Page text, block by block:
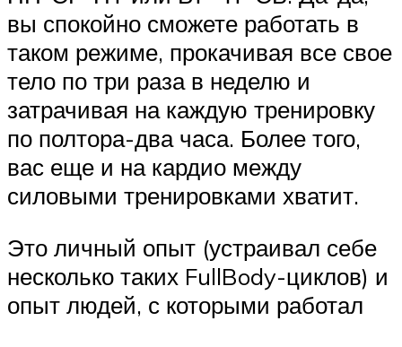
вы спокойно сможете работать в
таком режиме, прокачивая все свое
тело по три раза в неделю и
затрачивая на каждую тренировку
по полтора-два часа. Более того,
вас еще и на кардио между
силовыми тренировками хватит.
Это личный опыт (устраивал себе
несколько таких FullBody-циклов) и
опыт людей, с которыми работал